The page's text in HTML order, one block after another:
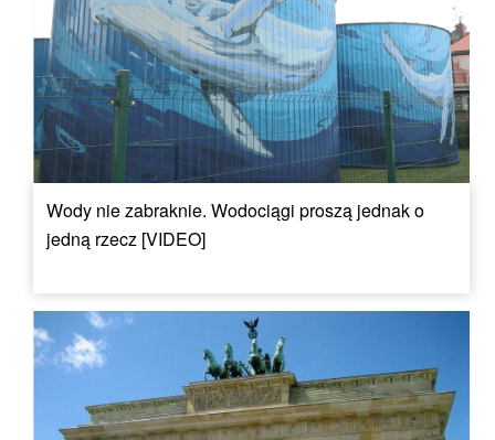
Wody nie zabraknie. Wodociągi proszą jednak o
jedną rzecz [VIDEO]